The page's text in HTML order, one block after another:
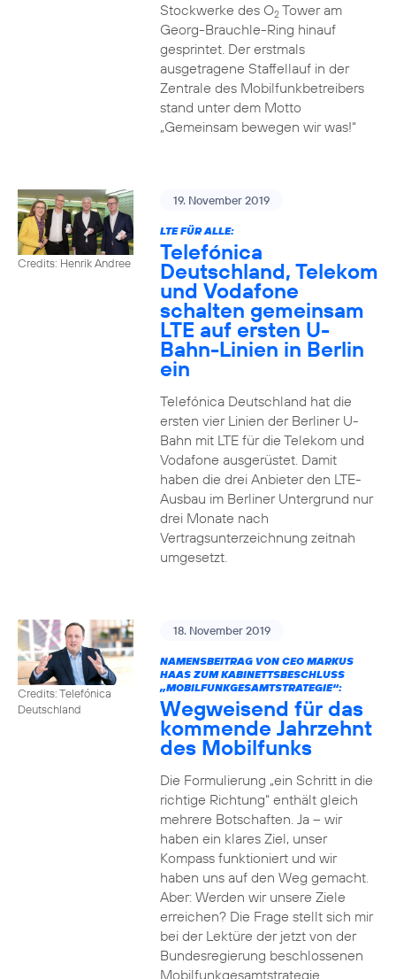
Stockwerke des O2Tower am
Georg-Brauchle-Ring hinauf
gesprintet. Der erstmals
ausgetragene Staffellauf in der
Zentrale des Mobilfunkbetreibers
stand unter dem Motto
„Gemeinsam bewegen wir was!“
Credits: Henrik Andree
19. November 2019
LTE FÜR ALLE:
Telefónica
Deutschland, Telekom
und Vodafone
schalten gemeinsam
LTE auf ersten U-
Bahn-Linien in Berlin
ein
Telefónica Deutschland hat die
ersten vier Linien der Berliner U-
Bahn mit LTE für die Telekom und
Vodafone ausgerüstet. Damit
haben die drei Anbieter den LTE-
Ausbau im Berliner Untergrund nur
drei Monate nach
Vertragsunterzeichnung zeitnah
umgesetzt.
Credits: Telefónica
Deutschland
18. November 2019
NAMENSBEITRAG VON CEO MARKUS
HAAS ZUM KABINETTSBESCHLUSS
„MOBILFUNKGESAMTSTRATEGIE“:
Wegweisend für das
kommende Jahrzehnt
des Mobilfunks
Die Formulierung „ein Schritt in die
richtige Richtung“ enthält gleich
mehrere Botschaften. Ja – wir
haben ein klares Ziel, unser
Kompass funktioniert und wir
haben uns auf den Weg gemacht.
Aber: Werden wir unsere Ziele
erreichen? Die Frage stellt sich mir
bei der Lektüre der jetzt von der
Bundesregierung beschlossenen
Mobilfunkgesamtstrategie.